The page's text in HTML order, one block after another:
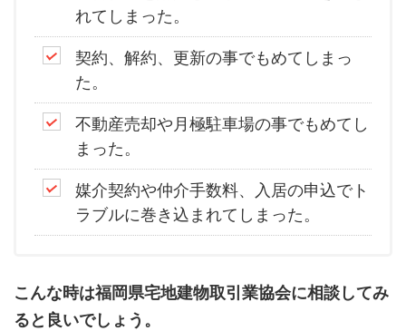
れてしまった。
契約、解約、更新の事でもめてしまっ
た。
不動産売却や月極駐車場の事でもめてし
まった。
媒介契約や仲介手数料、入居の申込でト
ラブルに巻き込まれてしまった。
こんな時は福岡県宅地建物取引業協会に相談してみ
ると良いでしょう。